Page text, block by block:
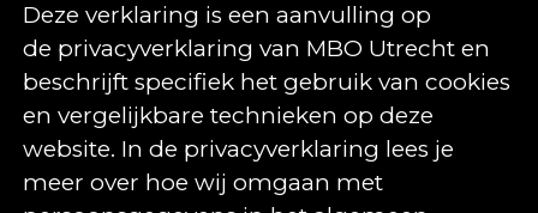
Deze verklaring is een aanvulling op
de privacyverklaring van MBO Utrecht en
beschrijft specifiek het gebruik van cookies
en vergelijkbare technieken op deze
website. In de privacyverklaring lees je
meer over hoe wij omgaan met